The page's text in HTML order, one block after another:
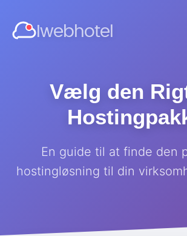
Iwebhotel
Vælg den
En guide til at finde den
hostingløsning til din